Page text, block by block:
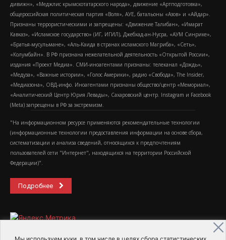
Мы используем куки, в том числе в целях сбора статистических
дивижн», «Меджлис крымскотатарского народа», движение «Артподготовка»,
общероссийская политическая партия «Воля», АУЕ, батальоны «Азов» и «Айдар».
Признаны террористическими и запрещены: «Движение Талибан», «Имарат
Кавказ», «Исламское государство» (ИГ, ИГИЛ), Джебхад-ан-Нусра, «АУМ Синрике»,
«Братья-мусульмане», «Аль-Каида в странах исламского Магриба», «Сеть»,
«Колумбайн». В РФ признана нежелательной деятельность «Открытой России»,
издания «Проект Медиа». СМИ-иноагентами признаны: телеканал «Дождь»,
«Медуза», «Важные истории», «Голос Америки», радио «Свобода», The Insider,
«Медиазона», ОВД-инфо. Иноагентами признаны общество/центр «Мемориал»,
«Аналитический Центр Юрия Левады», Сахаровский центр. Instagram и Facebook
(Metа) запрещены в РФ за экстремизм.
"На информационном ресурсе применяются рекомендательные технологии
(информационные технологии предоставления информации на основе сбора,
систематизации и анализа сведений, относящихся к предпочтениям
пользователей сети "Интернет", находящихся на территории Российской
Федерации)".
Подробнее